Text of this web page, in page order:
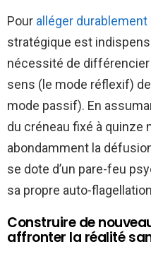
Pour alléger
stratégique est
nécessité de
sens (le mode réflexif)
mode passif). En
du créneau fixé à quinze
abondamment la
se dote d’un pare-feu
sa propre auto-
Construire de
affronter la réalité